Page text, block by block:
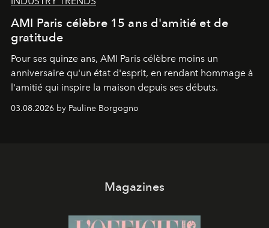
AMI Paris célèbre 15 ans d'amitié et de
gratitude
Pour ses quinze ans, AMI Paris célèbre moins un
anniversaire qu'un état d'esprit, en rendant hommage à
l'amitié qui inspire la maison depuis ses débuts.
03.08.2026 by Pauline Borgogno
Magazines